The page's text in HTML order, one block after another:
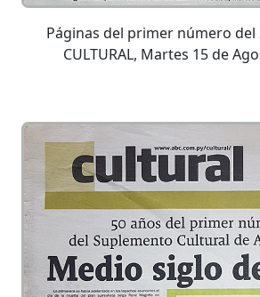
Páginas del primer número del
CULTURAL, Martes 15 de